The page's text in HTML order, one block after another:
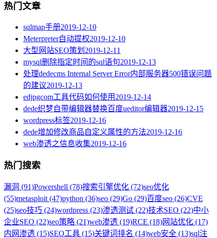
热门文章
sqlmap手册2019-12-10
Meterpreter自动提权2019-12-10
大型网站SEO策划 2019-12-11
mysql删除指定时间的sql语句2019-12-13
处理dedecms Internal Server Error内部服务器500错误问题
的建议2019-12-13
edjpgcom工具代码如何使用 2019-12-14
dede织梦自带编辑器替换百度ueditor编辑器2019-12-15
wordpress标签2019-12-16
dede增加修改商品自定义属性的方法2019-12-16
web渗透之信息收集2019-12-16
热门搜索
漏洞 (91)Powershell (78)搜索引擎优化 (72)seo优化
(55)metasploit (47)python (36)seo (29)Go (29)百度seo (26)CVE
(25)seo技巧 (24)wordpress (23)渗透测试 (22)技术SEO (22)中小
企业SEO (22)seo策略 (21)web渗透 (19)RCE (18)网站优化 (17)
内网渗透 (15)SEO工具 (15)关键词排名 (14)web安全 (13)sql注